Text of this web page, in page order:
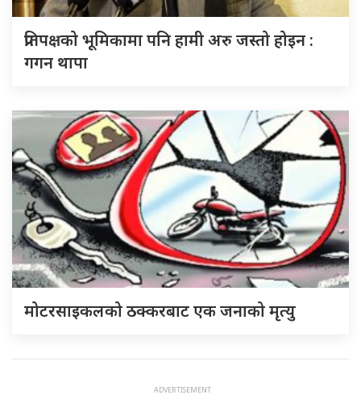
प्रतिपक्षको भूमिकामा पनि हामी अरु जस्तो होइन :
गगन थापा
मोटरसाइकलको ठक्करबाट एक जनाको मृत्यु